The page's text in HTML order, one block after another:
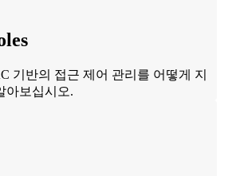
기반의 접근 제어 관리를 어떻게 지
아보십시오.